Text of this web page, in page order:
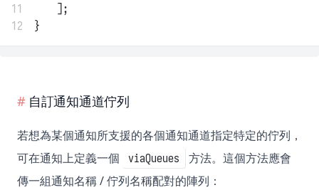
11
    ];
12
}
自訂通知通道佇列
若想為某個通知所支援的各個通知通道指定特定的佇列，
可在通知上定義一個
viaQueues
方法。這個方法應會
傳一組通知名稱 / 佇列名稱配對的陣列：